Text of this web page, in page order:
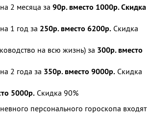
2 месяца за 90р. вместо 1000р. Скидка
1 год за 250р. вместо 6200р. Скидка
на всю жизнь) за 300р. вместо
2 года за 350р. вместо 9000р. Скидка
5000р. Скидка 90%
персонального гороскопа входят